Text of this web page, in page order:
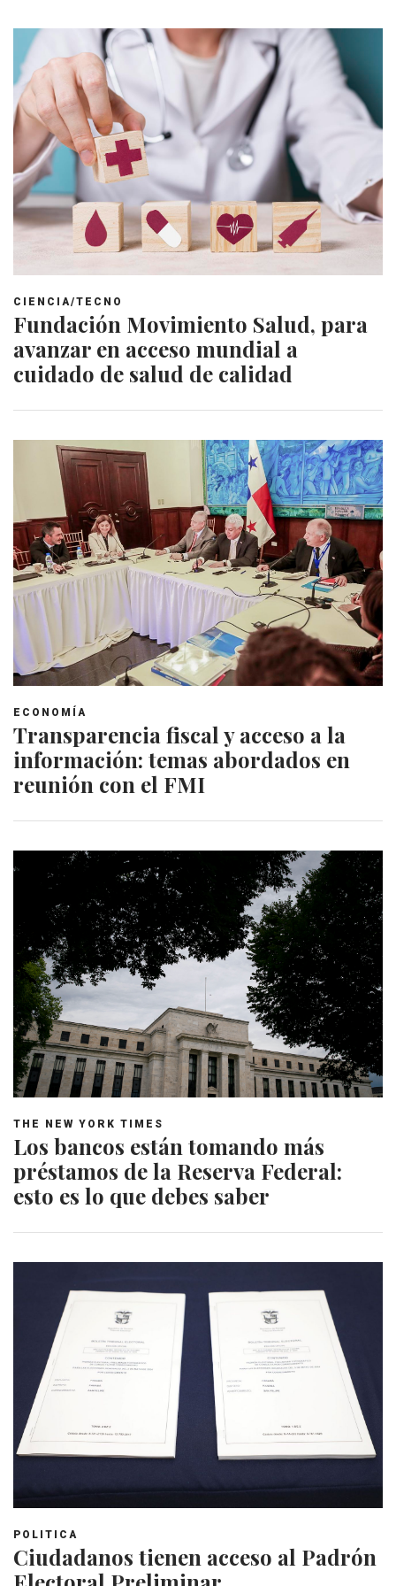
CIENCIA/TECNO
Fundación Movimiento Salud, para
avanzar en acceso mundial a
cuidado de salud de calidad
ECONOMÍA
Transparencia fiscal y acceso a la
información: temas abordados en
reunión con el FMI
THE NEW YORK TIMES
Los bancos están tomando más
préstamos de la Reserva Federal:
esto es lo que debes saber
POLITICA
Ciudadanos tienen acceso al Padrón